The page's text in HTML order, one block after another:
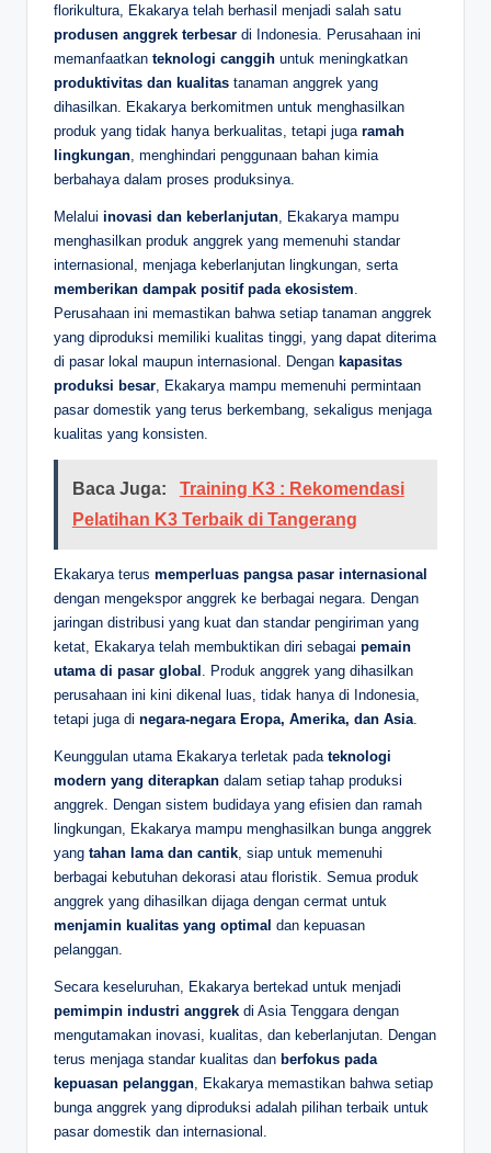
florikultura, Ekakarya telah berhasil menjadi salah satu
produsen anggrek terbesar di Indonesia. Perusahaan ini
memanfaatkan teknologi canggih untuk meningkatkan
produktivitas dan kualitas tanaman anggrek yang
dihasilkan. Ekakarya berkomitmen untuk menghasilkan
produk yang tidak hanya berkualitas, tetapi juga ramah
lingkungan , menghindari penggunaan bahan kimia
berbahaya dalam proses produksinya.
Melalui inovasi dan keberlanjutan , Ekakarya mampu
menghasilkan produk anggrek yang memenuhi standar
internasional, menjaga keberlanjutan lingkungan, serta
memberikan dampak positif pada ekosistem
Perusahaan ini memastikan bahwa setiap tanaman anggrek
yang diproduksi memiliki kualitas tinggi, yang dapat diterima
di pasar lokal maupun internasional. Dengan kapasitas
produksi besar , Ekakarya mampu memenuhi permintaan
pasar domestik yang terus berkembang, sekaligus menjaga
kualitas yang konsisten.
Baca Juga:
Training K3 : Rekomendasi
Pelatihan K3 Terbaik di Tangerang
Ekakarya terus memperluas pangsa pasar internasional
dengan mengekspor anggrek ke berbagai negara. Dengan
jaringan distribusi yang kuat dan standar pengiriman yang
ketat, Ekakarya telah membuktikan diri sebagai pemain
utama di pasar global . Produk anggrek yang dihasilkan
perusahaan ini kini dikenal luas, tidak hanya di Indonesia,
tetapi juga di negara-negara Eropa, Amerika, dan Asia.
Keunggulan utama Ekakarya terletak pada teknologi
modern yang diterapkan dalam setiap tahap produksi
anggrek. Dengan sistem budidaya yang efisien dan ramah
lingkungan, Ekakarya mampu menghasilkan bunga anggrek
yang tahan lama dan cantik, siap untuk memenuhi
berbagai kebutuhan dekorasi atau floristik. Semua produk
anggrek yang dihasilkan dijaga dengan cermat untuk
menjamin kualitas yang optimal dan kepuasan
pelanggan.
Secara keseluruhan, Ekakarya bertekad untuk menjadi
pemimpin industri anggrek di Asia Tenggara dengan
mengutamakan inovasi, kualitas, dan keberlanjutan. Dengan
terus menjaga standar kualitas dan berfokus pada
kepuasan pelanggan, Ekakarya memastikan bahwa setiap
bunga anggrek yang diproduksi adalah pilihan terbaik untuk
pasar domestik dan internasional.